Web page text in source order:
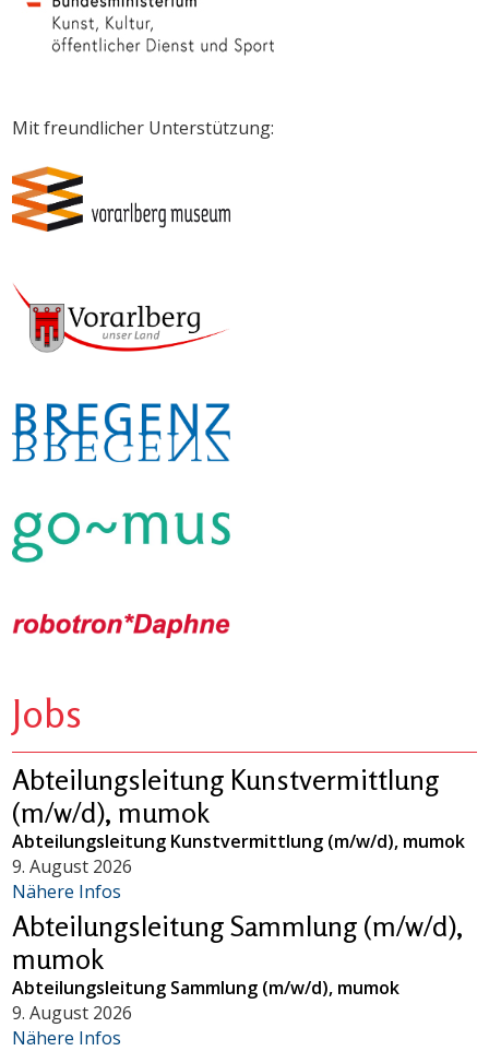
Mit freundlicher Unterstützung:
Jobs
Abteilungsleitung Kunstvermittlung
(m/w/d), mumok
Abteilungsleitung Kunstvermittlung (m/w/d), mumok
9. August 2026
Nähere Infos
Abteilungsleitung Sammlung (m/w/d),
mumok
Abteilungsleitung Sammlung (m/w/d), mumok
9. August 2026
Nähere Infos